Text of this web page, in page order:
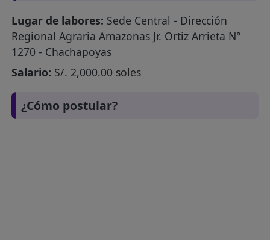
Lugar de labores: Sede Central - Dirección
Regional Agraria Amazonas Jr. Ortiz Arrieta N°
1270 - Chachapoyas
Salario: S/. 2,000.00 soles
¿Cómo postular?